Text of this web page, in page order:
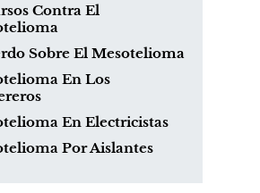
Contra El
Sobre El Mesotelioma
En Los
En Electricistas
Por Aislantes